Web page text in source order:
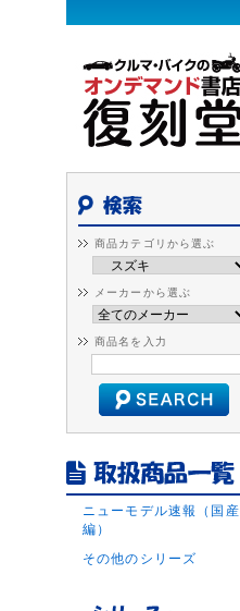
商品カテゴリから選ぶ
メーカーから選ぶ
商品名を入力
ニューモデル速報（国産
編）
その他のシリーズ